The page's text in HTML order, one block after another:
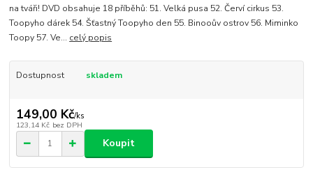
na tváři! DVD obsahuje 18 příběhů: 51. Velká pusa 52. Červí cirkus 53.
Toopyho dárek 54. Šťastný Toopyho den 55. Binooův ostrov 56. Miminko
Toopy 57. Ve... celý popis
Dostupnost skladem
149,00 Kč/ks
123,14 Kč bez DPH
Koupit